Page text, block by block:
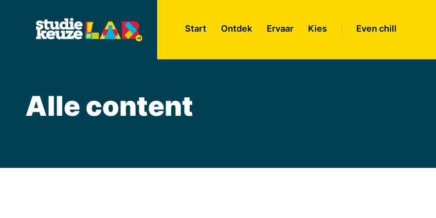
Start Ontdek Ervaar Kies Even chill
Alle content